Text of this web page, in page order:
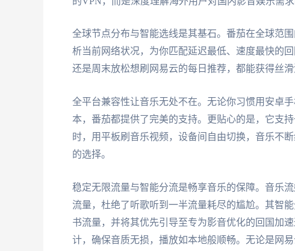
全球节点分布与智能选线是其基石。番茄在全球范
析当前网络状况，为你匹配延迟最低、速度最快的
还是周末放松想刷网易云的每日推荐，都能获得丝
全平台兼容性让音乐无处不在。无论你习惯用安卓
本，番茄都提供了完美的支持。更贴心的是，它支
时，用平板刷音乐视频，设备间自由切换，音乐不
的选择。
稳定无限流量与智能分流是畅享音乐的保障。音乐
流量，杜绝了听歌听到一半流量耗尽的尴尬。其智
书流量，并将其优先引导至专为影音优化的回国加
计，确保音质无损，播放如本地般顺畅。无论是网